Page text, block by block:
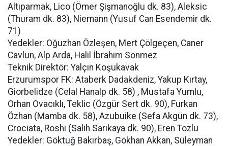
Altıparmak, Lico (Ömer Şişmanoğlu dk. 83), Aleksic
(Thuram dk. 83), Niemann (Yusuf Can Esendemir dk.
71)
Yedekler: Oğuzhan Özleşen, Mert Çölgeçen, Caner
Cavlun, Alp Arda, Halil İbrahim Sönmez
Teknik Direktör: Yalçın Koşukavak
Erzurumspor FK: Ataberk Dadakdeniz, Yakup Kırtay,
Giorbelidze (Celal Hanalp dk. 58) , Mustafa Yumlu,
Orhan Ovacıklı, Teklic (Özgür Sert dk. 90), Furkan
Özhan (Mamba dk. 58), Azubuike (Sefa Akgün dk. 73),
Crociata, Roshi (Salih Sarıkaya dk. 90), Eren Tozlu
Yedekler: Göktuğ Bakırbaş, Gökhan Akkan, Süleyman